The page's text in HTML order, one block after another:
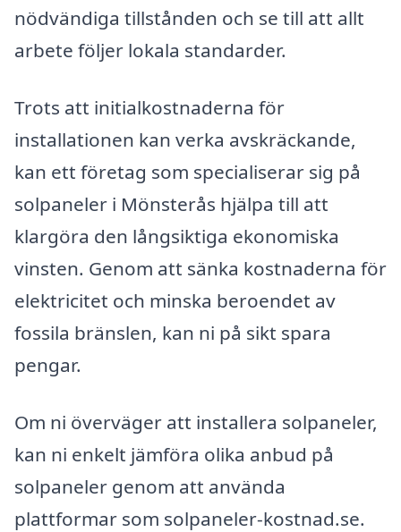
nödvändiga tillstånden och se till att allt
arbete följer lokala standarder.
Trots att initialkostnaderna för
installationen kan verka avskräckande,
kan ett företag som specialiserar sig på
solpaneler i Mönsterås hjälpa till att
klargöra den långsiktiga ekonomiska
vinsten. Genom att sänka kostnaderna för
elektricitet och minska beroendet av
fossila bränslen, kan ni på sikt spara
pengar.
Om ni överväger att installera solpaneler,
kan ni enkelt jämföra olika anbud på
solpaneler genom att använda
plattformar som solpaneler-kostnad.se.